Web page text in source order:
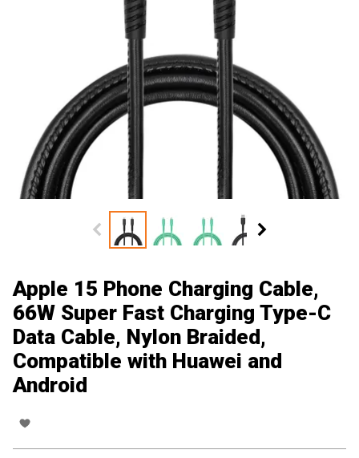
Apple 15 Phone Charging Cable,
66W Super Fast Charging Type-C
Data Cable, Nylon Braided,
Compatible with Huawei and
Android